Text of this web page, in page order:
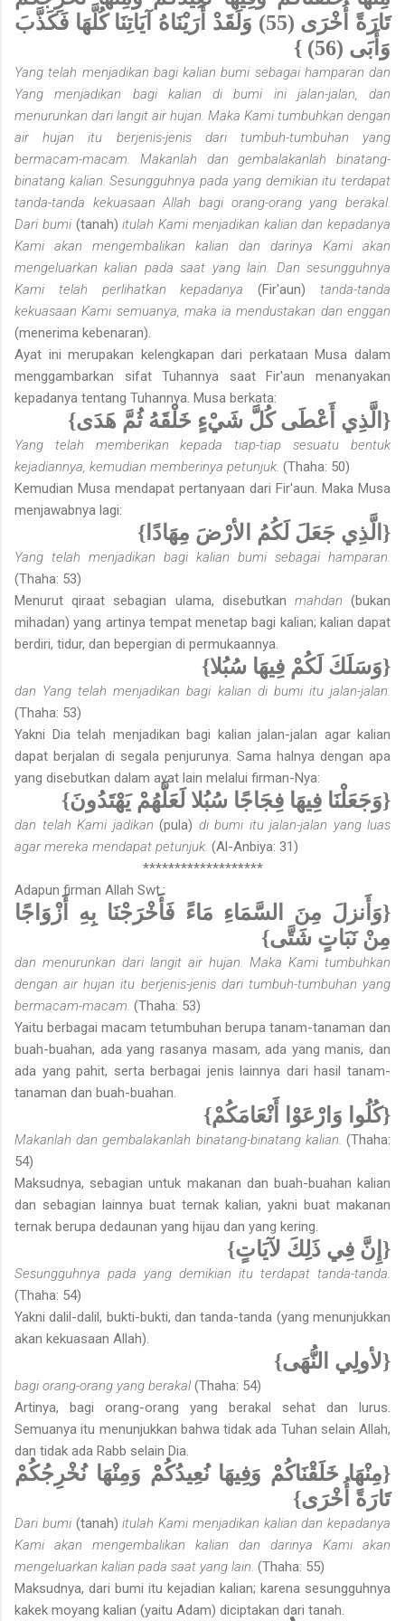
تَارَةً أُخْرَى (55) وَلَقَدْ أَرَيْنَاهُ آيَاتِنَا كُلَّهَا فَكَذَّبَ
وَأَبَى (56) }
Yang telah menjadikan bagi kalian bumi sebagai hamparan dan
Yang menjadikan bagi kalian di bumi ini jalan-jalan, dan
menurunkan dari langit air hujan. Maka Kami tumbuhkan dengan
air hujan itu berjenis-jenis dari tumbuh-tumbuhan yang
bermacam-macam. Makanlah dan gembalakanlah binatang-
binatang kalian. Sesungguhnya pada yang demikian itu terdapat
tanda-tanda kekuasaan Allah bagi orang-orang yang berakal.
Dari bumi (tanah)itulah Kami menjadikan kalian dan kepadanya
Kami akan mengembalikan kalian dan darinya Kami akan
mengeluarkan kalian pada saat yang lain. Dan sesungguhnya
Kami telah perlihatkan kepadanya(Fir'aun)tanda-tanda
kekuasaan Kami semuanya, maka ia mendustakan dan enggan
(menerima kebenaran).
Ayat ini merupakan kelengkapan dari perkataan Musa dalam
menggambarkan sifat Tuhannya saat Fir'aun menanyakan
kepadanya tentang Tuhannya. Musa berkata:
{الَّذِي أَعْطَى كُلَّ شَيْءٍ خَلْقَهُ ثُمَّ هَدَى}
Yang telah memberikan kepada tiap-tiap sesuatu bentuk
kejadiannya, kemudian memberinya petunjuk. (Thaha: 50)
Kemudian Musa mendapat pertanyaan dari Fir'aun. Maka Musa
menjawabnya lagi:
{الَّذِي جَعَلَ لَكُمُ الأرْضَ مِهَادًا}
Yang telah menjadikan bagi kalian bumi sebagai hamparan.
(Thaha: 53)
Menurut qiraat sebagian ulama, disebutkan mahdan(bukan
mihadan) yang artinya tempat menetap bagi kalian; kalian dapat
berdiri, tidur, dan bepergian di permukaannya.
{وَسَلَكَ لَكُمْ فِيهَا سُبُلا}
dan Yang telah menjadikan bagi kalian di bumi itu jalan-jalan.
(Thaha: 53)
Yakni Dia telah menjadikan bagi kalian jalan-jalan agar kalian
dapat berjalan di segala penjurunya. Sama halnya dengan apa
yang disebutkan dalam ayat lain melalui firman-Nya:
{وَجَعَلْنَا فِيهَا فِجَاجًا سُبُلا لَعَلَّهُمْ يَهْتَدُونَ}
dan telah Kami jadikan (pula) di bumi itu jalan-jalan yang luas
agar mereka mendapat petunjuk. (Al-Anbiya: 31)
*******************
Adapun firman Allah Swt.:
{وَأَنزلَ مِنَ السَّمَاءِ مَاءً فَأَخْرَجْنَا بِهِ أَزْوَاجًا
مِنْ نَبَاتٍ شَتَّى}
dan menurunkan dari langit air hujan. Maka Kami tumbuhkan
dengan air hujan itu berjenis-jenis dari tumbuh-tumbuhan yang
bermacam-macam. (Thaha: 53)
Yaitu berbagai macam tetumbuhan berupa tanam-tanaman dan
buah-buahan, ada yang rasanya masam, ada yang manis, dan
ada yang pahit, serta berbagai jenis lainnya dari hasil tanam-
tanaman dan buah-buahan.
{كُلُوا وَارْعَوْا أَنْعَامَكُمْ}
Makanlah dan gembalakanlah binatang-binatang kalian. (Thaha:
54)
Maksudnya, sebagian untuk makanan dan buah-buahan kalian
dan sebagian lainnya buat ternak kalian, yakni buat makanan
ternak berupa dedaunan yang hijau dan yang kering.
{إِنَّ فِي ذَلِكَ لآيَاتٍ}
Sesungguhnya pada yang demikian itu terdapat tanda-tanda.
(Thaha: 54)
Yakni dalil-dalil, bukti-bukti, dan tanda-tanda (yang menunjukkan
akan kekuasaan Allah).
{لأولِي النُّهَى}
bagi orang-orang yang berakal(Thaha: 54)
Artinya, bagi orang-orang yang berakal sehat dan lurus.
Semuanya itu menunjukkan bahwa tidak ada Tuhan selain Allah,
dan tidak ada Rabb selain Dia.
{مِنْهَا خَلَقْنَاكُمْ وَفِيهَا نُعِيدُكُمْ وَمِنْهَا نُخْرِجُكُمْ
تَارَةً أُخْرَى}
Dari bumi (tanah)itulah Kami menjadikan kalian dan kepadanya
Kami akan mengembalikan kalian dan darinya Kami akan
mengeluarkan kalian pada saat yang lain. (Thaha: 55)
Maksudnya, dari bumi itu kejadian kalian; karena sesungguhnya
kakek moyang kalian (yaitu Adam) diciptakan dari tanah.